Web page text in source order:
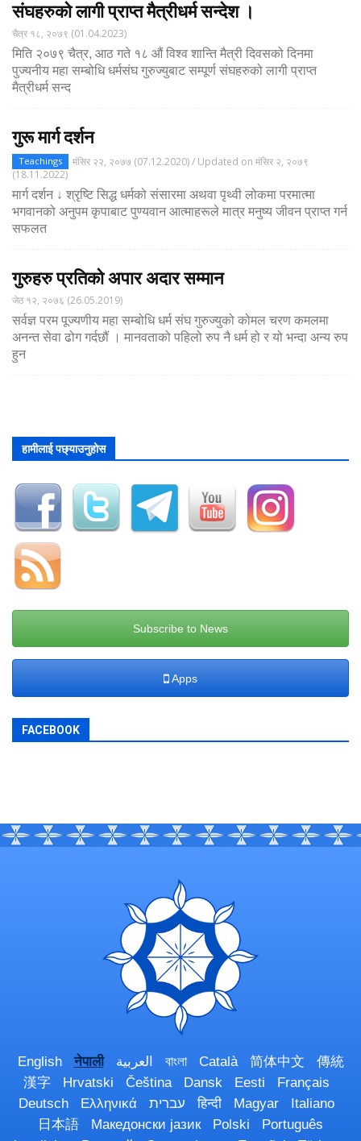
संघहरुको लागी प्राप्त मैत्रीधर्म सन्देश ।
चैत्र १८, २०७९ (01.04.2023)
मिति २०७९ चैत्र, आठ गते १८ औं विश्व शान्ति मैत्री दिवसको दिनमा
पुज्यनीय महा सम्बोधि धर्मसंघ गुरुज्युबाट सम्पूर्ण संघहरुको लागी प्राप्त
मैत्रीधर्म सन्द
गुरू मार्ग दर्शन
Teachings
मंसिर २२, २०७७ (07.12.2020) / Updated on मंसिर २, २०७९
(18.11.2022)
मार्ग दर्शन ↓ श्रृष्टि सिद्ध धर्मको संसारमा अथवा पृथ्वी लोकमा परमात्मा
भगवानको अनुपम कृपाबाट पुण्यवान आत्माहरूले मात्र मनुष्य जीवन प्राप्त गर्न
सफलत
गुरुहरु प्रतिको अपार अदार सम्मान
जेठ १२, २०७६ (26.05.2019)
सर्वज्ञ परम पूज्यणीय महा सम्बोधि धर्म संघ गुरुज्युको कोमल चरण कमलमा
अनन्त सेवा ढोग गर्दछौं । मानवताको पहिलो रुप नै धर्म हो र यो भन्दा अन्य रुप
हुन
हामीलाई पछ्याउनुहोस
Subscribe to News
Apps
FACEBOOK
English नेपाली العربية বাংলা Català 简体中文
傳統
漢字
Hrvatski Čeština Dansk Eesti
Français
Deutsch
Ελληνικά עברית हिन्दी Magyar
Italiano
日本語
Македонски јазик Polski
Português